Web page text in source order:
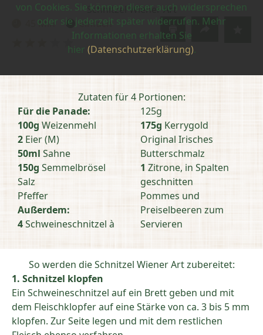
von Cookies. Sie können dieser auch widersprechen
oder sie jederzeit später widerrufen. Mehr
Informationen erhalten Sie
hier (Datenschutzerklärung).
Schnitzel Wiener Art
Zubereitungszeit:
45 Min Schwierigkeit:
einfach
Zutaten für 4 Portionen:
Für die Panade:
100g Weizenmehl
2 Eier (M)
50ml Sahne
150g Semmelbrösel
Salz
Pfeffer
Außerdem:
4Schweineschnitzel à
125g
175g Kerrygold
Original Irisches
Butterschmalz
1 Zitrone, in Spalten
geschnitten
Pommes und
Preiselbeeren zum
Servieren
So werden die Schnitzel Wiener Art zubereitet:
1. Schnitzel klopfen
Ein Schweineschnitzel auf ein Brett geben und mit
dem Fleischklopfer auf eine Stärke von ca. 3 bis 5 mm
klopfen. Zur Seite legen und mit dem restlichen